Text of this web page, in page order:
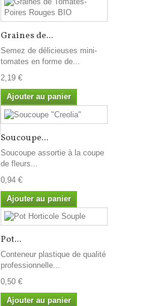
Graines de...
Semez de délicieuses mini-
tomates en forme de...
2,19 €
Ajouter au panier
Soucoupe...
Soucoupe assortie à la coupe
de fleurs...
0,94 €
Ajouter au panier
Pot...
Conteneur plastique de qualité
professionnelle...
0,50 €
Ajouter au panier